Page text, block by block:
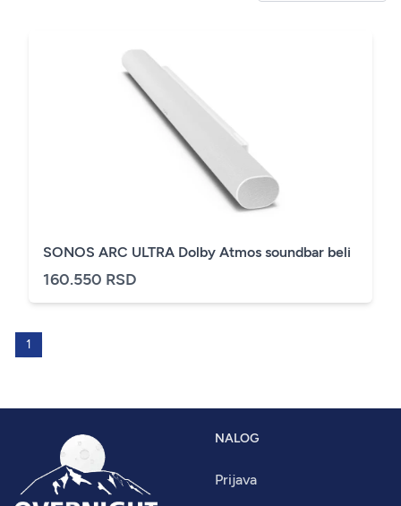
SONOS ARC ULTRA Dolby Atmos soundbar beli
160.550 RSD
1
NALOG
Prijava